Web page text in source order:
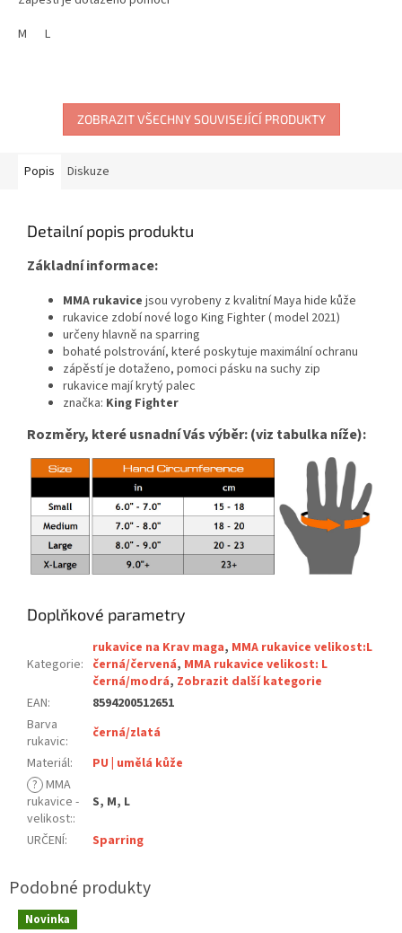
vybaven suchým zipem.
M L
ZOBRAZIT VŠECHNY SOUVISEJÍCÍ PRODUKTY
Popis Diskuze
Detailní popis produktu
Základní informace:
MMA rukavice jsou vyrobeny z kvalitní Maya hide kůže
rukavice zdobí nové logo King Fighter ( model 2021)
určeny hlavně na sparring
bohaté polstrování, které poskytuje maximální ochranu
zápěstí je dotaženo, pomoci pásku na suchy zip
rukavice mají krytý palec
značka: King Fighter
Rozměry, které usnadní Vás výběr: (viz tabulka níže):
Doplňkové parametry
Kategorie:
rukavice na Krav maga, MMA rukavice velikost:L
černá/červená, MMA rukavice velikost: L
černá/modrá, Zobrazit další kategorie
EAN:
8594200512651
Barva
rukavic:
černá/zlatá
Materiál:
PU | umělá kůže
? MMA
rukavice -
velikost::
S, M, L
URČENÍ: Sparring
Novinka